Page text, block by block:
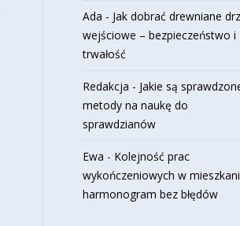
Ada - Jak dobrać drewniane
wejściowe – bezpieczeństwo i
trwałość
Redakcja - Jakie są
metody na naukę do
sprawdzianów
Ewa - Kolejność prac
wykończeniowych w
harmonogram bez błędów